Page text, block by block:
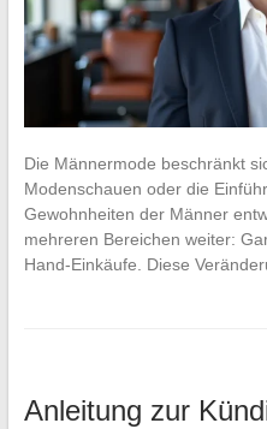
Die Männermode beschränkt
Modenschauen oder die
Gewohnheiten der Männer
mehreren Bereichen weiter:
Hand-Einkäufe. Diese
Anleitung zur